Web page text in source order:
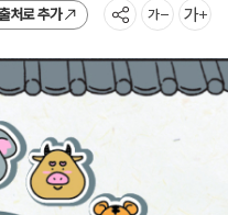
처로 추가